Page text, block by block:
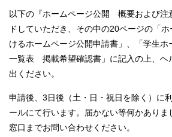
以下の『ホームページ公開 概要および注
ドしていただき、その中の20ページの「
けるホームページ公開申請書」、「学生ホ
一覧表 掲載希望確認書」に記入の上、ヘ
出ください。
申請後、3日後（土・日・祝日を除く）に
ールにて行います。届かない等何かありま
窓口までお問い合わせください。